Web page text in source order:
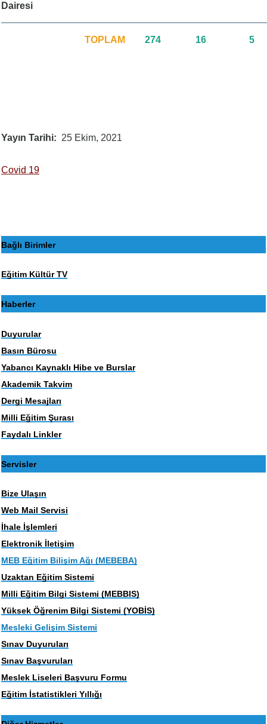
Dairesi
TOPLAM 274 16 5
Yayın Tarihi 25 Ekim, 2021
Covid 19
Bağlı Birimler
Eğitim Kültür TV
Haberler
Duyurular
Basın Bürosu
Yabancı Kaynaklı Hibe ve Burslar
Akademik Takvim
Dergi Mesajları
Milli Eğitim Şurası
Faydalı Linkler
Servisler
Bize Ulaşın
Web Mail Servisi
İhale İşlemleri
Elektronik İletişim
MEB Eğitim Bilişim Ağı (MEBEBA)
Uzaktan Eğitim Sistemi
Milli Eğitim Bilgi Sistemi (MEBBIS)
Yüksek Öğrenim Bilgi Sistemi (YOBİS)
Mesleki Gelişim Sistemi
Sınav Duyuruları
Sınav Başvuruları
Meslek Liseleri Başvuru Formu
Eğitim İstatistikleri Yıllığı